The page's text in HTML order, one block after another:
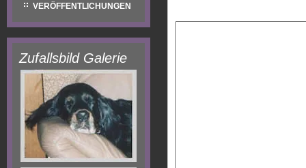
VERÖFFENTLICHUNGEN
Zufallsbild Galerie